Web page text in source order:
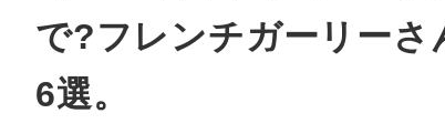
で?フレンチガーリー
6選。